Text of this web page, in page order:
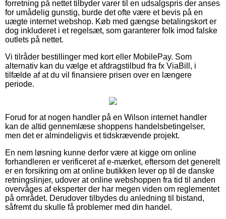
forretning på nettet tilbyder varer til en udsalgspris der anses
for umådelig gunstig, burde det ofte være et bevis på en
uægte internet webshop. Køb med gængse betalingskort er
dog inkluderet i et regelsæt, som garanterer folk imod falske
outlets på nettet.
Vi tilråder bestillinger med kort eller MobilePay. Som
alternativ kan du vælge et afdragstilbud fra fx ViaBill, i
tilfælde af at du vil finansiere prisen over en længere
periode.
Forud for at nogen handler på en Wilson internet handler
kan de altid gennemlæse shoppens handelsbetingelser,
men det er almindeligvis et tidskrævende projekt.
En nem løsning kunne derfor være at kigge om online
forhandleren er verificeret af e-mærket, eftersom det generelt
er en forsikring om at online butikken lever op til de danske
retningslinjer, udover at online webshoppen fra tid til anden
overvåges af eksperter der har megen viden om reglementet
på området. Derudover tilbydes du anledning til bistand,
såfremt du skulle få problemer med din handel.